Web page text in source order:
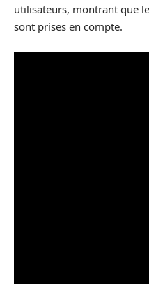
utilisateurs, montrant que
sont prises en compte.